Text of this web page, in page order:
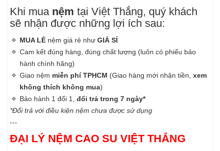
Khi mua nệm tại Việt Thắng, quý khách
sẽ nhận được những lợi ích sau:
MUA LẺ nệm giá rẻ nhưGIÁ SỈ
Cam kết đúng hàng, đúng chất lượng (luôn có phiếu bảo
hành chính hãng)
Giao nệm miễn phí TPHCM (Giao hàng mới nhận tiền,xem
không thích không mua)
Bảo hành 1 đổi 1,đổi trả trong 7 ngày*
*Đổi trả với điều kiện nệm chưa được sử dụng
---
ĐẠI LÝ NỆM CAO SU VIỆT THẮNG